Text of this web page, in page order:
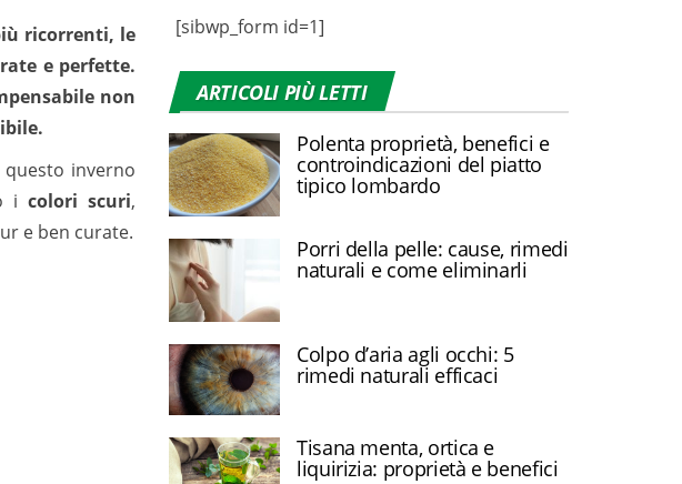
ricorrenti, le
e perfette.
non
inverno
icolori scuri,
e ben curate.
[sibwp_form id=1]
ARTICOLI PIÙ LETTI
Polenta proprietà, benefici e
controindicazioni del piatto
tipico lombardo
Porri della pelle: cause, rimedi
naturali e come eliminarli
Colpo d’aria agli occhi: 5
rimedi naturali efficaci
Tisana menta, ortica e
liquirizia: proprietà e benefici